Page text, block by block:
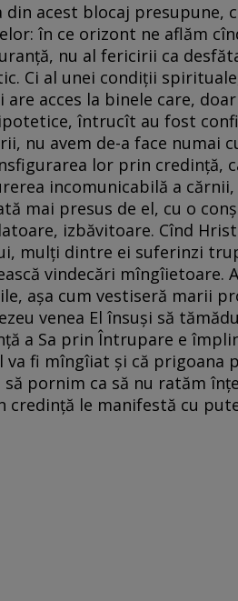
din acest blocaj presupune,
în ce orizont ne aflăm
nu al fericirii ca
Ci al unei condiții
are acces la binele care,
întrucît au fost
nu avem de-a face numai
lor prin credință,
incomunicabilă a
mai presus de el, cu o
izbăvitoare. Cînd
mulți dintre ei suferinzi
vindecări mîngîietoare.
așa cum vestiseră marii
venea El însuși să
a Sa prin Întrupare e
va fi mîngîiat și că prigoana
să pornim ca să nu ratăm
credință le manifestă cu